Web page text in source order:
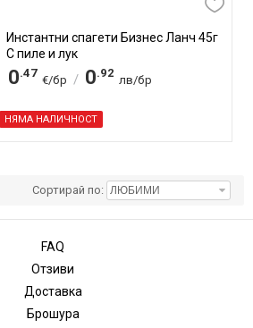
Инстантни спагети Бизнес Ланч 45г
С пиле и лук
0.47
€/бр / 0.92
лв/бр
НЯМА НАЛИЧНОСТ
Сортирай по:
FAQ
Отзиви
Доставка
Брошура